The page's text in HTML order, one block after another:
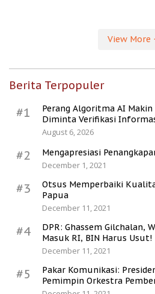
View More
Berita Terpopuler
#1
Perang Algoritma AI
Diminta Verifikasi
August 6, 2026
#2
Mengapresiasi
December 1, 2021
#3
Otsus Memperbaiki
Papua
December 11, 2021
#4
DPR: Ghassem Gilchalan,
Masuk RI, BIN Harus Usut!
December 11, 2021
#5
Pakar Komunikasi:
Pemimpin Orkestra